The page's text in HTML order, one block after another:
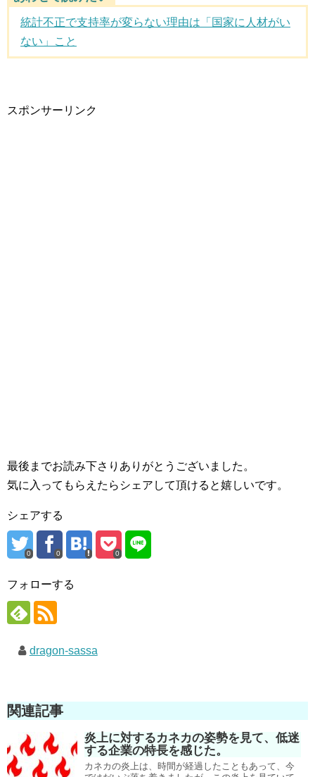
統計不正で支持率が変らない理由は「国家に人材がい
ない」こと
スポンサーリンク
最後までお読み下さりありがとうございました。
気に入ってもらえたらシェアして頂けると嬉しいです。
シェアする
0 0 0
フォローする
dragon-sassa
関連記事
炎上に対するカネカの姿勢を見て、低迷
する企業の特長を感じた。
カネカの炎上は、時間が経過したこともあって、今